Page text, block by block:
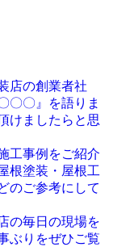
店の創業者社
〇〇』を語りま
けましたらと思
工事例をご紹介
根塗装・屋根工
のご参考にして
の毎日の現場を
ぶりをぜひご覧